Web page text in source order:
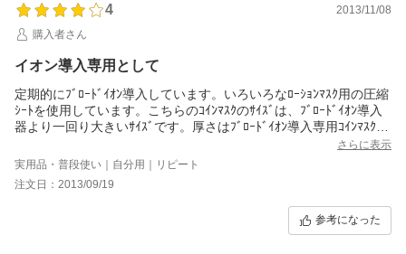
4
2013/11/08
購入者さん
イオン導入専用として
定期的にﾌﾞﾛｰﾄﾞｲｵﾝ導入しています。いろいろなﾛｰｼｮﾝﾏｽｸ用の圧縮
ｼｰﾄを使用しています。こちらのｺｲﾝﾏｽｸのｻｲｽﾞは、ﾌﾞﾛｰﾄﾞｲｵﾝ導入
器より一回り大きいｻｲｽﾞです。厚さはﾌﾞﾛｰﾄﾞｲｵﾝ導入専用ｺｲﾝﾏｽｸな
ので、一番良い厚みなのかと思いますが、よくあるﾛｰｼｮﾝﾏｽｸ用の
厚さと変わらない様な気がします。目元は、折り返して厚みを二
｢ﾚﾋﾞｭｰを書いてﾌﾟﾚｾﾞﾝﾄ!｣は、ﾋﾟｭｱﾎﾜｲﾄｸﾚﾝｼﾞﾝｸﾞｼﾞｪﾙ5gでした。
さらに表示
実用品・普段使い｜自分用｜リピート
注文日：2013/09/19
参考になった